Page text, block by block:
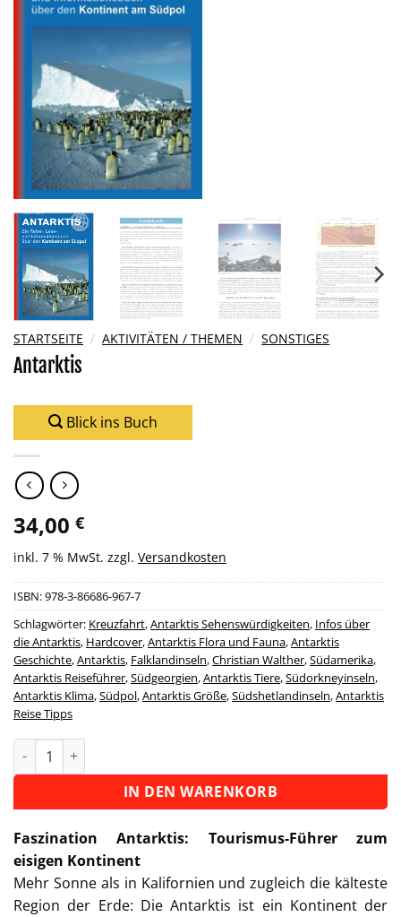
STARTSEITE / AKTIVITÄTEN / THEMEN / SONSTIGES
Antarktis
Blick ins Buch
34,00 €
inkl. 7 % MwSt. zzgl. Versandkosten
ISBN:978-3-86686-967-7
Schlagwörter: Kreuzfahrt,Antarktis Sehenswürdigkeiten, Infos über
die Antarktis, Hardcover,Antarktis Flora und Fauna,Antarktis
Geschichte,Antarktis, Falklandinseln,Christian Walther,Südamerika,
Antarktis Reiseführer,Südgeorgien,Antarktis Tiere,Südorkneyinseln,
Antarktis Klima,Südpol,Antarktis Größe,Südshetlandinseln,Antarktis
Reise Tipps
Antarktis Menge
IN DEN WARENKORB
Alternative:
Faszination Antarktis: Tourismus-Führer zum
eisigen Kontinent
Mehr Sonne als in Kalifornien und zugleich die kälteste
Region der Erde: Die Antarktis ist ein Kontinent der